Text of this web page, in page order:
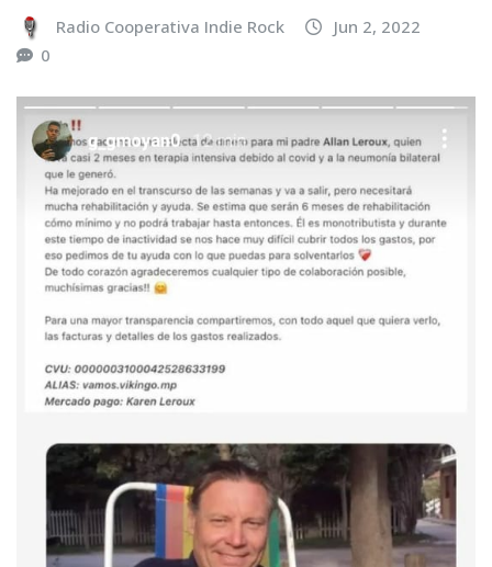
Radio Cooperativa Indie Rock
Jun 2, 2022
0